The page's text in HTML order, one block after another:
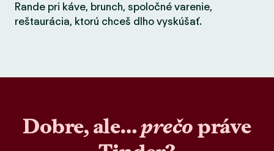
Rande pri káve, brunch, spoločné varenie,
reštaurácia, ktorú chceš dlho vyskúšať.
Dobre, ale…prečopráve